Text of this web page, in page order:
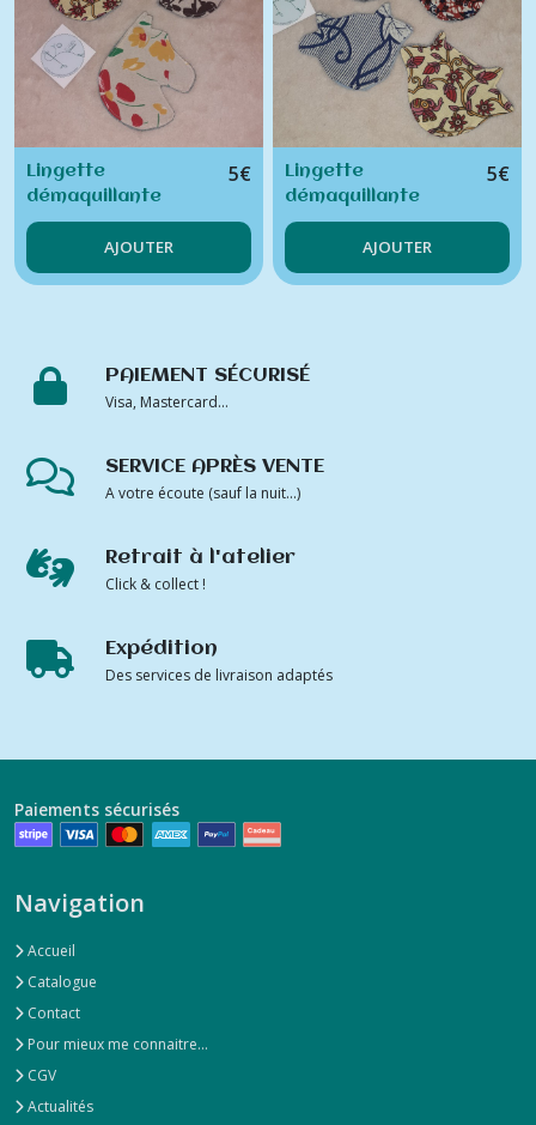
Lingette
démaquillante
cheval (unité)
5€
AJOUTER
Lingette
démaquillante
vache (unité)
5€
AJOUTER
PAIEMENT SÉCURISÉ
Visa, Mastercard...
SERVICE APRÈS VENTE
A votre écoute (sauf la nuit...)
Retrait à l'atelier
Click & collect !
Expédition
Des services de livraison adaptés
Paiements sécurisés
Navigation
Accueil
Catalogue
Contact
Pour mieux me connaitre...
CGV
Actualités